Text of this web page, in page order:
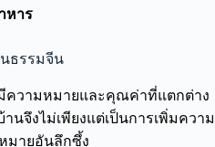
หาร
ธรรมจีน
วามหมายและคุณค่าที่แตกต่าง
นจึงไม่เพียงแต่เป็นการเพิ่มความ
มายอันลึกซึ้ง